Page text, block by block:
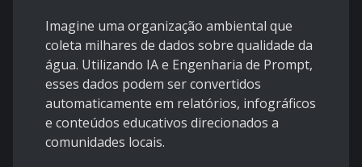
Imagine uma organização ambiental que
coleta milhares de dados sobre qualidade da
água. Utilizando IA e Engenharia de Prompt,
esses dados podem ser convertidos
automaticamente em relatórios, infográficos
e conteúdos educativos direcionados a
comunidades locais.